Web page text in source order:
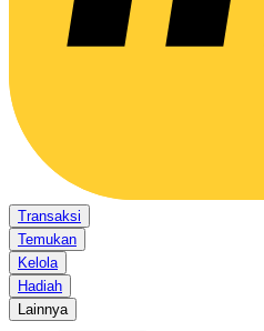
Transaksi
Temukan
Kelola
Hadiah
Lainnya